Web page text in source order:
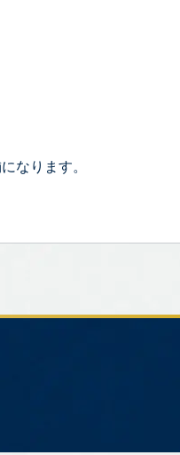
なります。